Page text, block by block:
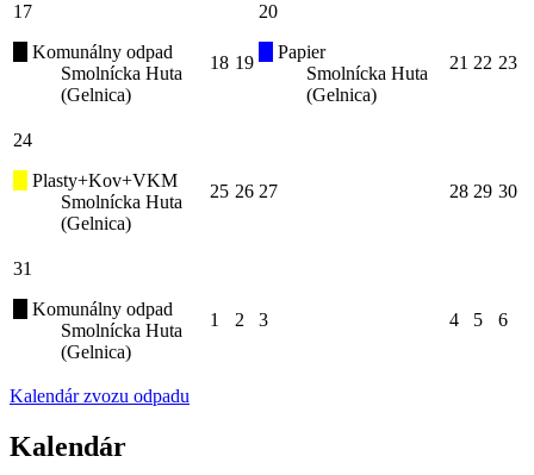
17
Komunálny odpad
Smolnícka Huta
(Gelnica)
18 19
20
Papier
Smolnícka Huta
(Gelnica)
21 22 23
24
Plasty+Kov+VKM
Smolnícka Huta
(Gelnica)
25 26 27 28 29 30
31
Komunálny odpad
Smolnícka Huta
(Gelnica)
1 2 3 4 5 6
Kalendár zvozu odpadu
Kalendár